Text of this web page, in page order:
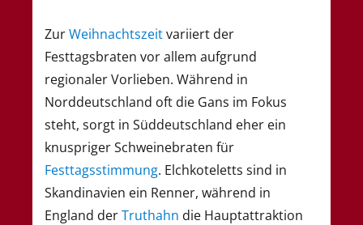
ZurWeihnachtszeitvariiert der
Festtagsbraten vor allem aufgrund
regionaler Vorlieben. Während in
Norddeutschland oft die Gans im Fokus
steht, sorgt in Süddeutschland eher ein
knuspriger Schweinebraten für
Festtagsstimmung. Elchkoteletts sind in
Skandinavien ein Renner, während in
England derTruthahn die Hauptattraktion